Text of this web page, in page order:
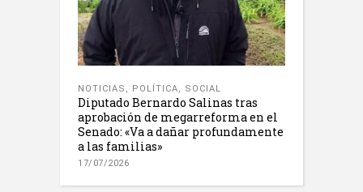
NOTICIAS , POLÍTICA, SOCIAL
Diputado Bernardo Salinas tras
aprobación de megarreforma en el
Senado: «Va a dañar profundamente
a las familias»
17/07/2026